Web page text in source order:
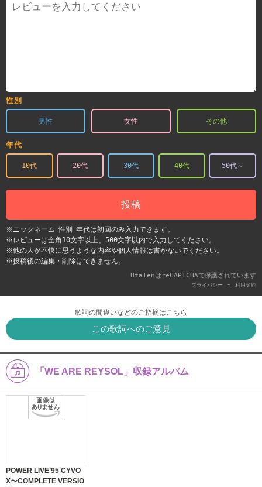
性別
男性 女性 その他
年代
10代 20代 30代 40代 50代～
投稿
※ニックネーム･性別･年代は初回のみ入力できます。
※レビューは全角10文字以上、500文字以内で入力してください。
※他の人が不快に思うような内容や個人情報は書かないでください。
※投稿後の編集・削除はできません。
UtaTenはreCAPTCHAで保護されています
プライバシー - 利用契約
歌詞の間違いなどのご指摘はこちら
この歌詞へのご意見
「WE ARE REYSOL」収録アルバム
POWER LIVE’95 CYVO
X〜COMPLETE VERSIO